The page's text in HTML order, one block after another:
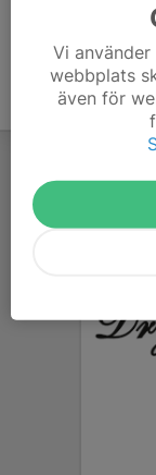
Vi
webbplats
även för